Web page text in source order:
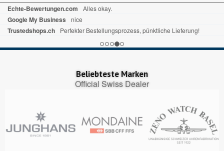
Echte-Bewertungen.com Alles okay.
Google My Business nice
Trustedshops.ch Perfekter Bestellungsprozess, pünktliche Lieferung!
Beliebteste Marken
Official Swiss Dealer